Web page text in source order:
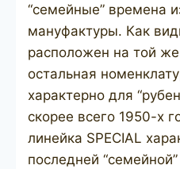
“семейные” времена
мануфактуры. Как
расположен на той
остальная
характерно для
скорее всего 1950-х
линейка SPECIAL
последней